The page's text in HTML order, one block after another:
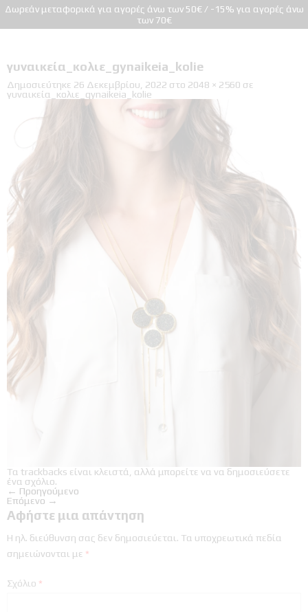
Δωρεάν μεταφορικά για αγορές άνω των 50€ / -15% για αγορές άνω
των 70€
γυναικεία_κολιε_gynaikeia_kolie
Δημοσιεύτηκε 26 Δεκεμβρίου, 2022 στο 2048 × 2560 σε
γυναικεία_κολιε_gynaikeia_kolie
Τα trackbacks είναι κλειστά, αλλά μπορείτε να να δημοσιεύσετε
ένα σχόλιο.
← Προηγούμενο
Επόμενο →
Αφήστε μια απάντηση
Η ηλ. διεύθυνση σας δεν δημοσιεύεται. Τα υποχρεωτικά πεδία
σημειώνονται με *
Σχόλιο *